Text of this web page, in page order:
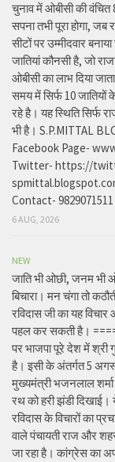
चुनाव में ओबीसी की वंचित
सपना तभी पूरा होगा, जब
सीटों पर उम्मीदवार
जातियां कौनसी है, जो
ओबीसी का लाभ दिया
समय में सिर्फ 10 जातियों
रहे है। यह स्थिति सिर्फ
भी है। S.P.MITTAL
Facebook Page-
Twitter- https://
Contact- 9829071511
6 AUG, 2026
NEW
जाति भी ओछी, जनम भी
बिचारा। मन चंगा तो
रविदास जी का यह
पहल कर सकती है।
पर भाजपा पूरे देश में श्री
है। इसी के अंतर्गत 5
मुख्यमंत्री भजनलाल
रथ को हरी झंडी
रविदास के विचारों का
वाले पंचायती राज और
जा रहा है। कांग्रेस का